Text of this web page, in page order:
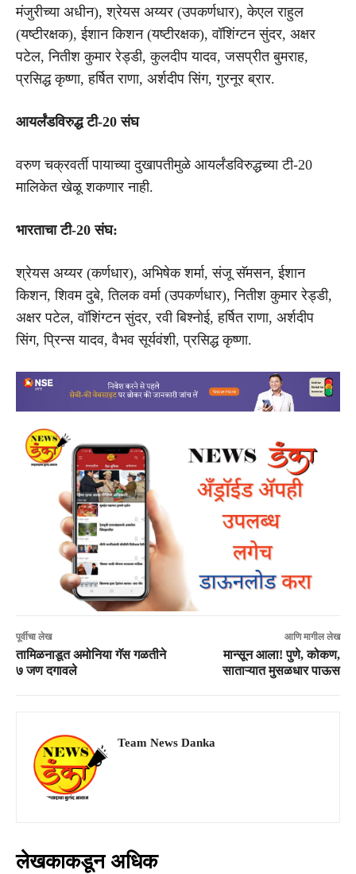
मंजुरीच्या अधीन), श्रेयस अय्यर (उपकर्णधार), केएल राहुल
(यष्टीरक्षक), ईशान किशन (यष्टीरक्षक), वॉशिंग्टन सुंदर, अक्षर
पटेल, नितीश कुमार रेड्डी, कुलदीप यादव, जसप्रीत बुमराह,
प्रसिद्ध कृष्णा, हर्षित राणा, अर्शदीप सिंग, गुरनूर ब्रार.
आयर्लंडविरुद्ध टी-20 संघ
वरुण चक्रवर्ती पायाच्या दुखापतीमुळे आयर्लंडविरुद्धच्या टी-20
मालिकेत खेळू शकणार नाही.
भारताचा टी-20 संघ:
श्रेयस अय्यर (कर्णधार), अभिषेक शर्मा, संजू सॅमसन, ईशान
किशन, शिवम दुबे, तिलक वर्मा (उपकर्णधार), नितीश कुमार रेड्डी,
अक्षर पटेल, वॉशिंग्टन सुंदर, रवी बिश्नोई, हर्षित राणा, अर्शदीप
सिंग, प्रिन्स यादव, वैभव सूर्यवंशी, प्रसिद्ध कृष्णा.
पूर्वीचा लेख
तामिळनाडूत अमोनिया गॅस गळतीने
७ जण दगावले
आणि मागील लेख
मान्सून आला! पुणे, कोकण,
साताऱ्यात मुसळधार पाऊस
Team News Danka
लेखकाकडून अधिक